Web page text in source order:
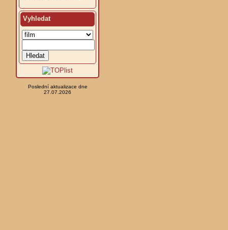
Vyhledat
Poslední aktualizace dne
27.07.2026